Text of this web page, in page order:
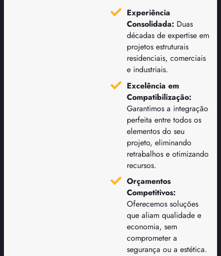
Experiência
Consolidada: Duas
décadas de expertise em
projetos estruturais
residenciais, comerciais
e industriais.
Excelência em
Compatibilização:
Garantimos a integração
perfeita entre todos os
elementos do seu
projeto, eliminando
retrabalhos e otimizando
recursos.
Orçamentos
Competitivos:
Oferecemos soluções
que aliam qualidade e
economia, sem
comprometer a
segurança ou a estética.